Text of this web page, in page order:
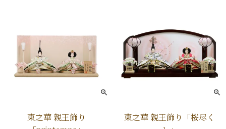
東之華 親王飾り
東之華 親王飾り「桜尽く